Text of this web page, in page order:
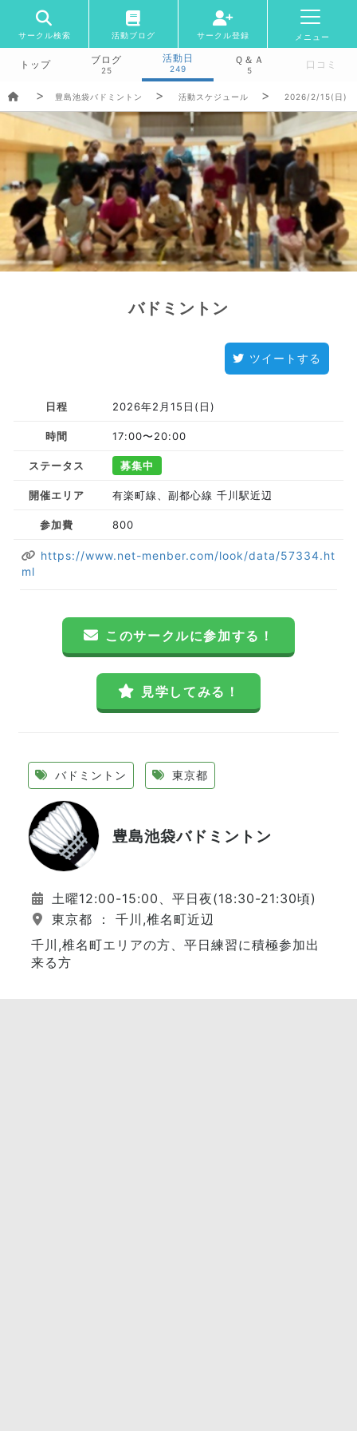
サークル検索 活動ブログ サークル登録 メニュー
トップ ブログ
25
活動日
249
Ｑ＆Ａ
5 口コミ
豊島池袋バドミントン 活動スケジュール 2026/2/15(日)
バドミントン
ツイートする
日程 2026年2月15日(日)
時間 17:00〜20:00
ステータス 募集中
開催エリア 有楽町線、副都心線 千川駅近辺
参加費 800
https://www.net-menber.com/look/data/57334.ht
ml
このサークルに参加する！
見学してみる！
バドミントン 東京都
豊島池袋バドミントン
土曜12:00-15:00、平日夜(18:30-21:30頃)
東京都 ： 千川,椎名町近辺
千川,椎名町エリアの方、平日練習に積極参加出
来る方